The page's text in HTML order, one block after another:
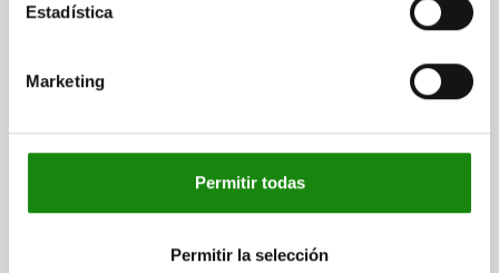
Estadística
Marketing
Permitir todas
Permitir la selección
Mordaza de sujeción lisa con revestimiento de metal
desde$3,636.99